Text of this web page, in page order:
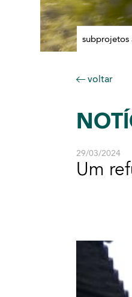
subprojetos
voltar
29/03/2024
Um